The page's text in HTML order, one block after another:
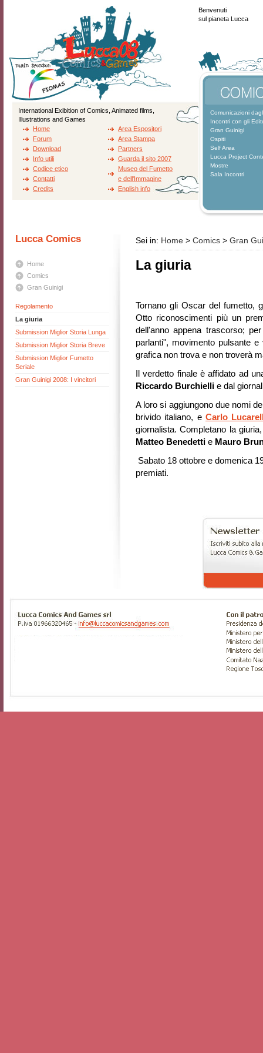
Benvenuti
sul pianeta Lucca
Comunicazioni
Incontri con gli
Gran Guinigi
Ospiti
Self Area
Lucca Project
Mostre
Sala Incontri
International Exibition of Comics, Animated films,
Illustrations and Games
Home
Forum
Download
Info utili
Codice etico
Contatti
Credits
Area Espositori
Area Stampa
Partners
Guarda il sito 2007
Museo del Fumetto
e dell'Immagine
English info
Lucca Comics
Home
Comics
Gran Guinigi
Regolamento
La giuria
Submission Miglior Storia Lunga
Submission Miglior Storia Breve
Submission Miglior Fumetto
Seriale
Gran Guinigi 2008: I vincitori
Sei in: Home > Comics > Gran
La giuria
Tornano gli Oscar del fumetto,
Otto riconoscimenti più un
dell'anno appena trascorso;
parlanti", movimento pulsante
grafica non trova e non troverà
Il verdetto finale è affidato ad
Riccardo Burchielli e dal
A loro si aggiungono due nomi
brivido italiano, e Carlo
giornalista. Completano la
Matteo Benedetti e Mauro
Sabato 18 ottobre e domenica
premiati.